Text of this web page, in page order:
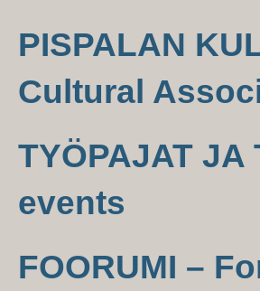
PISPALAN
Cultural
TYÖPAJAT JA
events
FOORUMI –